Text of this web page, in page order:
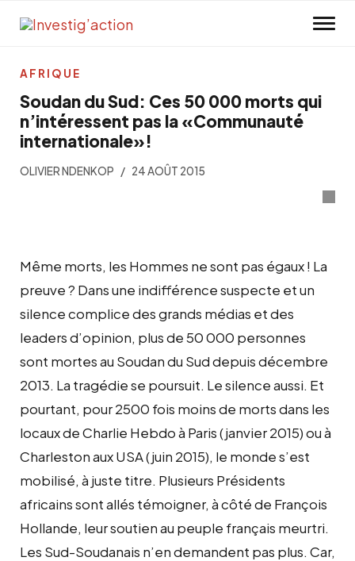
Soudan du Sud: Ces 50 000 morts qui
n’intéressent pas la «Communauté
internationale»!
OLIVIER NDENKOP 24 AOÛT 2015
Même morts, les Hommes ne sont pas égaux ! La
preuve ? Dans une indifférence suspecte et un
silence complice des grands médias et des
leaders d’opinion, plus de 50 000 personnes
sont mortes au Soudan du Sud depuis décembre
2013. La tragédie se poursuit. Le silence aussi. Et
pourtant, pour 2500 fois moins de morts dans les
locaux de Charlie Hebdo à Paris (janvier 2015) ou à
Charleston aux USA (juin 2015), le monde s’est
mobilisé, à juste titre. Plusieurs Présidents
africains sont allés témoigner, à côté de François
Hollande, leur soutien au peuple français meurtri.
Les Sud-Soudanais n’en demandent pas plus. Car,
AFRIQUE